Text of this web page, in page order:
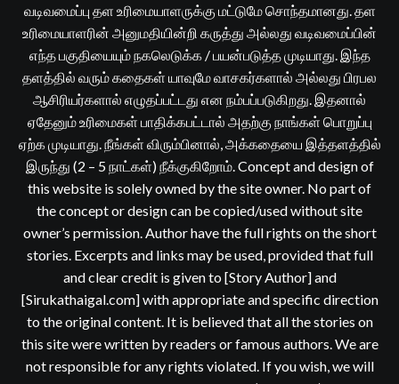
வடிவமைப்பு தள உரிமையாளருக்கு மட்டுமே சொந்தமானது. தள
உரிமையாளரின் அனுமதியின்றி கருத்து அல்லது வடிவமைப்பின்
எந்த பகுதியையும் நகலெடுக்க / பயன்படுத்த முடியாது. இந்த
தளத்தில் வரும் கதைகள் யாவுமே வாசகர்களால் அல்லது பிரபல
ஆசிரியர்களால் எழுதப்பட்டது என நம்பப்படுகிறது. இதனால்
ஏதேனும் உரிமைகள் பாதிக்கபட்டால் அதற்கு நாங்கள் பொறுப்பு
ஏற்க முடியாது. நீங்கள் விரும்பினால், அக்கதையை இத்தளத்தில்
இருந்து (2 – 5 நாட்கள்) நீக்குகிறோம். Concept and design of
this website is solely owned by the site owner. No part of
the concept or design can be copied/used without site
owner’s permission. Author have the full rights on the short
stories. Excerpts and links may be used, provided that full
and clear credit is given to [Story Author] and
[Sirukathaigal.com] with appropriate and specific direction
to the original content. It is believed that all the stories on
this site were written by readers or famous authors. We are
not responsible for any rights violated. If you wish, we will